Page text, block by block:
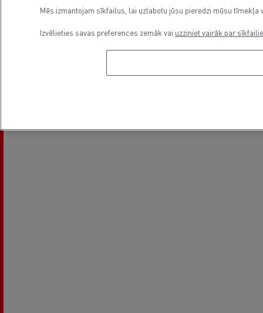
Light Commercial Vehicles
Mēs izmantojam sīkfailus, lai uzlabotu jūsu pieredzi mūsu
Izvēlieties savas preferences zemāk vai uzziniet vairāk par